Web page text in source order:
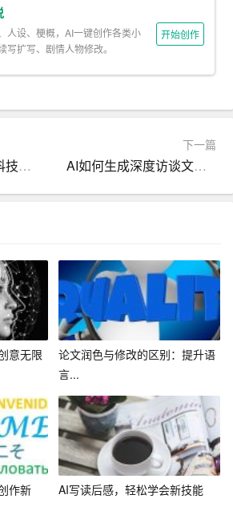
供实时的写作辅助功能，用户在写作
平台提供的建议和素材，提高写作效
作平台可以对用户完成的文章进行
、语言等方面给出评分和建议，帮助
供人工辅助服务，用户在写作过程
平台求助，平台会安排专业人员进
写作平台还具备学习功能，用户在平
台会根据用户的写作习惯和需求不
力用户提升写作能力。
作平台让创作更简单
功能，解决“写什么”的问题。在写作
台会为你提供相关话题和写作思
灵感。
，提高写作效率。在写作过程中，平
议和素材，让你轻松应对各种写作
人设、梗概，AI一键创作各类小
写扩写、剧情人物修改。
开始创作
AI文案生成助手：科技辅助，让文案更出彩
下一篇
AI如何生成深度访谈文章？
意无限
论文润色与修改的区别：提升语
言...
作新
AI写读后感，轻松学会新技能